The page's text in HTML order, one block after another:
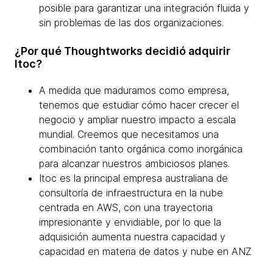
posible para garantizar una integración fluida y
sin problemas de las dos organizaciones.
¿Por qué Thoughtworks decidió adquirir
Itoc?
A medida que maduramos como empresa,
tenemos que estudiar cómo hacer crecer el
negocio y ampliar nuestro impacto a escala
mundial. Creemos que necesitamos una
combinación tanto orgánica como inorgánica
para alcanzar nuestros ambiciosos planes.
Itoc es la principal empresa australiana de
consultoría de infraestructura en la nube
centrada en AWS, con una trayectoria
impresionante y envidiable, por lo que la
adquisición aumenta nuestra capacidad y
capacidad en materia de datos y nube en ANZ